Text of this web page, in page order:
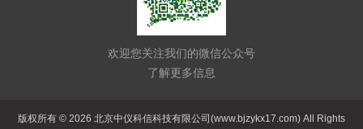
欢迎您关注我们的微信公众号
了解更多信息
版权所有 © 2026 北京中仪科信科技有限公司(www.bjzykx17.com) All Rights